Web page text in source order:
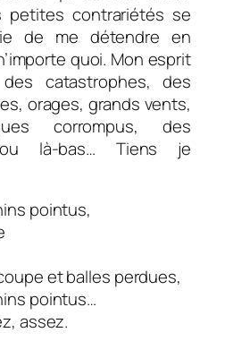
petites contrariétés se
de me détendre en
quoi. Mon esprit
catastrophes, des
orages, grands vents,
corrompus, des
là-bas… Tiens je
pointus,
et balles perdues,
pointus…
assez.